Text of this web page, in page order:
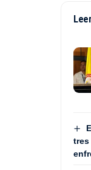
tres